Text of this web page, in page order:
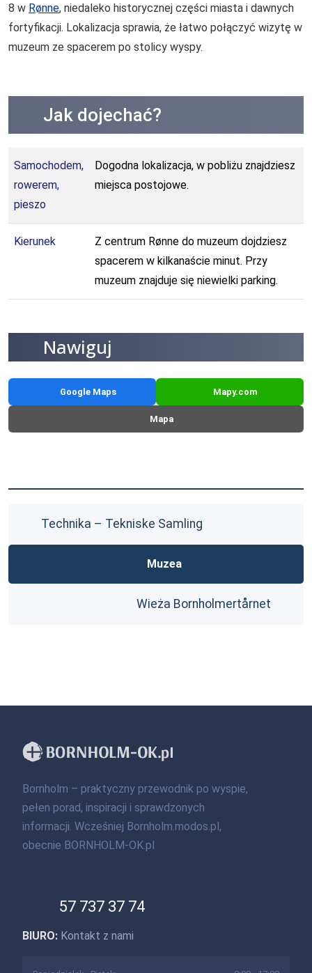
8 w Rønne, niedaleko historycznej części miasta i dawnych
fortyfikacji. Lokalizacja sprawia, że łatwo połączyć wizytę w
muzeum ze spacerem po stolicy wyspy.
Jak dojechać?
Samochodem,
rowerem,
pieszo
Dogodna lokalizacja, w pobliżu znajdziesz
miejsca postojowe.
Kierunek
Z centrum Rønne do muzeum dojdziesz
spacerem w kilkanaście minut. Przy
muzeum znajduje się niewielki parking.
Nawiguj
Google Maps Mapy.com
Mapa
Technika – Tekniske Samling
Muzea
Wieża Bornholmertårnet
Bornholm – praktyczny przewodnik po wyspie,
pełen porad, inspiracji i sprawdzonych
informacji. Wcześniej Bornholm.modos.pl,
obecnie BORNHOLM-OK.pl
57 737 37 74
BIURO: Kontakt z nami